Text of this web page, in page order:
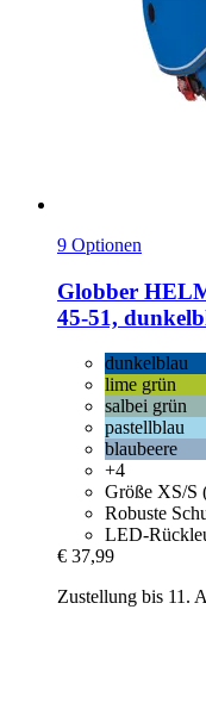
9 Optionen
Globber
45-​51,
dunkelblau
lime grün
salbei grün
pastellblau
blaubeere
+4
Größe XS/S
Robuste
LED-
€ 37,99
Zustellung bis 11.